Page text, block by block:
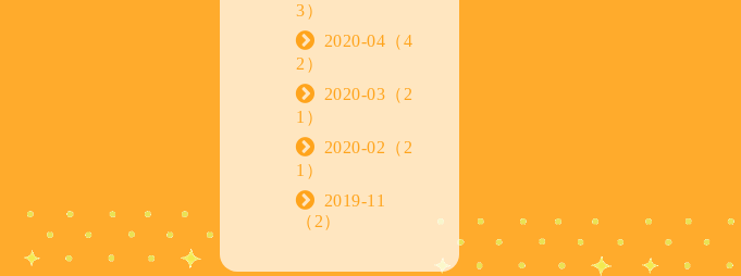
3）
2020-04（4
2）
2020-03（2
1）
2020-02（2
1）
2019-11
（2）